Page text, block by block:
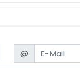
Email
@